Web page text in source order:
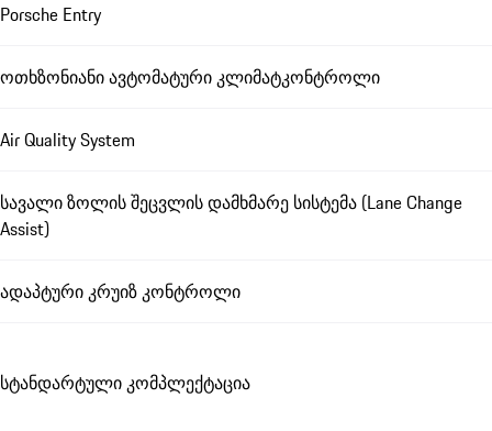
Porsche Entry
ოთხზონიანი ავტომატური კლიმატკონტროლი
Air Quality System
სავალი ზოლის შეცვლის დამხმარე სისტემა (Lane Change
Assist)
ადაპტური კრუიზ კონტროლი
სტანდარტული კომპლექტაცია